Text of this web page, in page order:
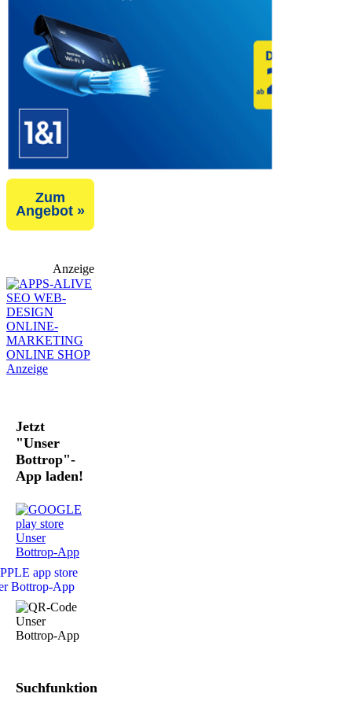
Zum
Angebot »
Anzeige
Jetzt
"Unser
Bottrop"-
App laden!
Suchfunktion